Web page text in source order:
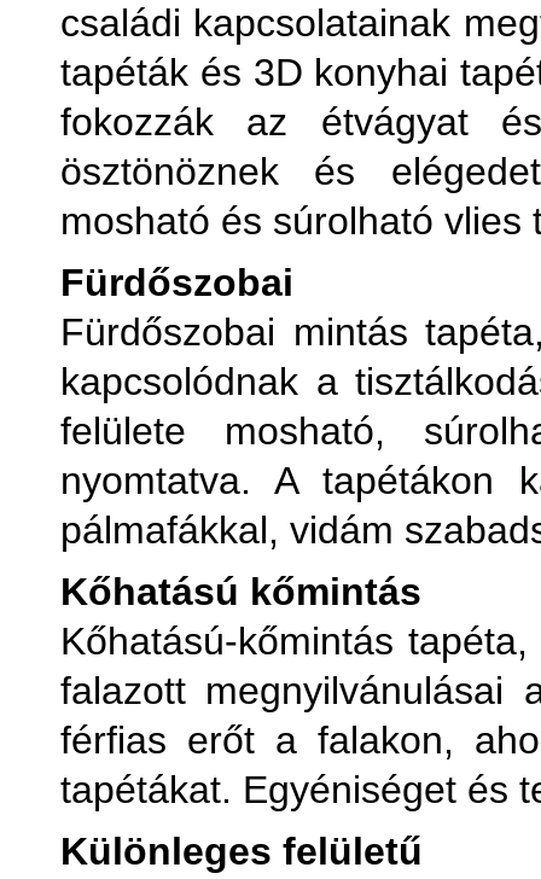
családi kapcsolatainak
tapéták és 3D konyhai
fokozzák az étvágyat
ösztönöznek és
mosható és súrolható vlies
Fürdőszobai
Fürdőszobai mintás
kapcsolódnak a
felülete mosható,
nyomtatva. A tapétákon
pálmafákkal, vidám
Kőhatású kőmintás
Kőhatású-kőmintás
falazott megnyilvánulásai
férfias erőt a falakon,
tapétákat. Egyéniséget és
Különleges felületű